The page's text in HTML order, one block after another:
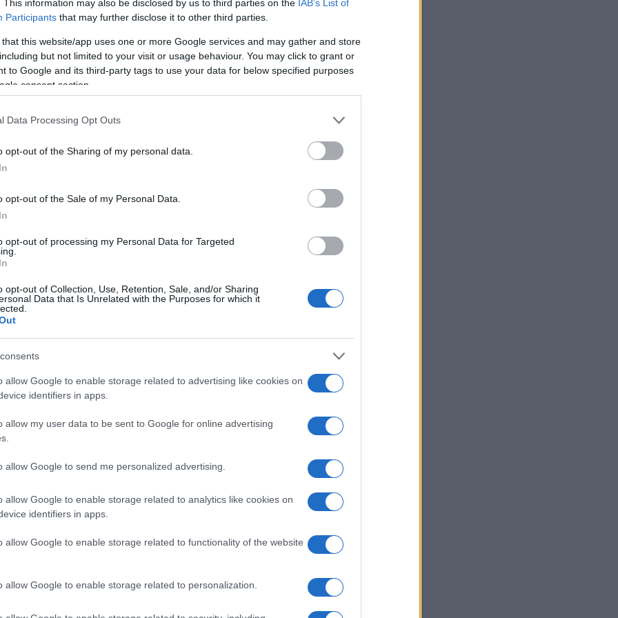
This information may also be disclosed by us to third parties on the IAB’s List of
Participants that may further disclose it to other third parties.
that this website/app uses one or more Google services and may gather and store
but not limited to your visit or usage behaviour. You may click to grant or
to Google and its third-party tags to use your data for below specified purposes
consent section.
Data Processing Opt Outs
opt-out of the Sharing of my personal data.
opt-out of the Sale of my Personal Data.
opt-out of processing my Personal Data for Targeted
opt-out of Collection, Use, Retention, Sale, and/or Sharing
Data that Is Unrelated with the Purposes for which it
allow Google to enable storage related to advertising like cookies on
identifiers in apps.
allow my user data to be sent to Google for online advertising
allow Google to send me personalized advertising.
allow Google to enable storage related to analytics like cookies on
identifiers in apps.
allow Google to enable storage related to functionality of the website
allow Google to enable storage related to personalization.
το προσδόκιμο ζωής, κάτι πολύ
των ανδρών απ’ ό,τι μεταξύ των
όταν η επιδημία του AIDS βρισκόταν στην
είχε επίσης μειωθεί απότομα, όπως και
σύμφωνα με τη Ρενέ Γκίντι, πρέπει «να
οποίο σκοτώνει κόσμο που ανήκει σε
πλήττουν όλες τις ηλικιακές ομάδες, όμως
που βρίσκονται στο φάσμα μεταξύ
από υπερβολική δόση φάνηκε να
με τα ακόμα προκαταρκτικά στοιχεία
από τα Κέντρα Ελέγχου και Πρόληψης
για το προσδόκιμο ζωής το 2018 θα
δημοσιοποιεί αναλυτικές
και «καταγωγή», και οι
κραυγαλέες.
τριάμισι χρόνια λιγότερα κατά μέσο
σχεδόν επτά από τους ισπανόφωνους
είναι ότι αυτή η μερίδα του πληθυσμού
της επίπεδο είναι πολύ
Αμερικανών. Ορισμένοι ερευνητές
με τη μετανάστευση, φαινόμενο που
πιο γερή υγεία.